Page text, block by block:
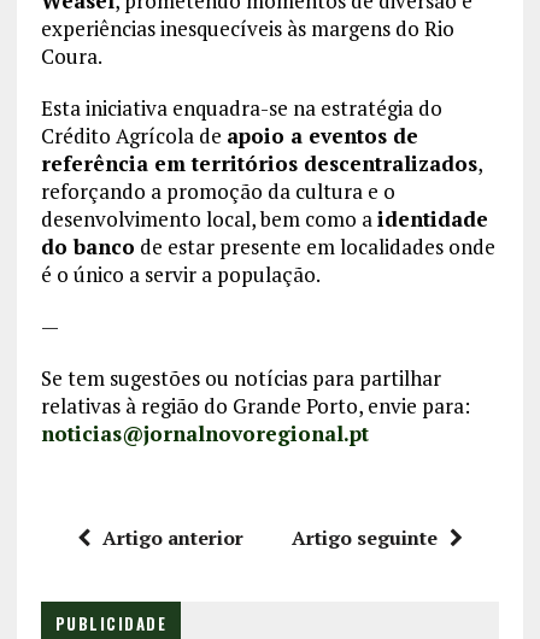
experiências inesquecíveis às margens do Rio
Coura.
Esta iniciativa enquadra-se na estratégia do
Crédito Agrícola de apoio a eventos de
referência em territórios descentralizados,
reforçando a promoção da cultura e o
desenvolvimento local, bem como aidentidade
do banco de estar presente em localidades onde
é o único a servir a população.
—
Se tem sugestões ou notícias para partilhar
relativas à região do Grande Porto, envie para:
noticias@jornalnovoregional.pt
Artigo anterior Artigo seguinte
PUBLICIDADE